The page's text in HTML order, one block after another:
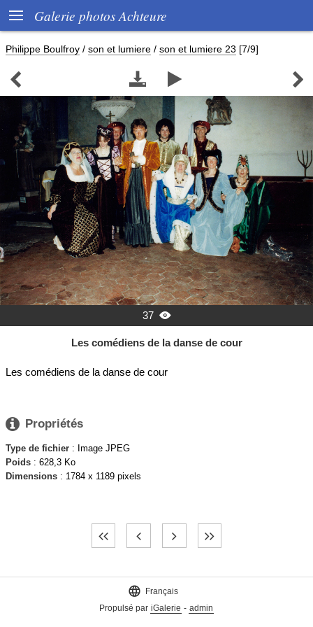
 Galerie photos Achteure
Philippe Boulfroy / son et lumiere / son et lumiere 23 [7/9]
   
37 
Les comédiens de la danse de cour
Les comédiens de la danse de cour
 Propriétés
Type de fichier : Image JPEG
Poids : 628,3 Ko
Dimensions : 1784 x 1189 pixels

Français
Propulsé par iGalerie - admin